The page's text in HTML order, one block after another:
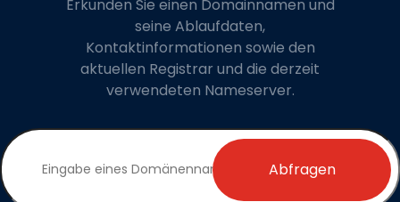
Erkunden Sie einen Domainnamen und
seine Ablaufdaten,
Kontaktinformationen sowie den
aktuellen Registrar und die derzeit
verwendeten Nameserver.
Abfragen